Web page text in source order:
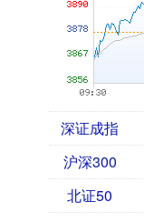
深证成指
沪深300
北证50